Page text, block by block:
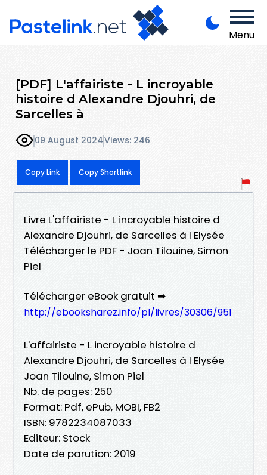
Menu
[PDF] L'affairiste - L incroyable
histoire d Alexandre Djouhri, de
Sarcelles à
09 August 2024Views: 246
Copy Link Copy Shortlink
Livre L'affairiste - L incroyable histoire d
Alexandre Djouhri, de Sarcelles à l Elysée
Télécharger le PDF - Joan Tilouine, Simon
Piel
Télécharger eBook gratuit ➡
http://ebooksharez.info/pl/livres/30306/951
L'affairiste - L incroyable histoire d
Alexandre Djouhri, de Sarcelles à l Elysée
Joan Tilouine, Simon Piel
Nb. de pages: 250
Format: Pdf, ePub, MOBI, FB2
ISBN: 9782234087033
Editeur: Stock
Date de parution: 2019